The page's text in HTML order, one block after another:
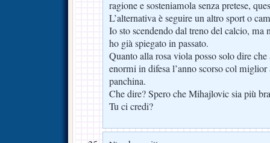
ragione e sosteniamola senza pretese,
L’alternativa è seguire un altro sport o
Io sto scendendo dal treno del calcio, ma
ho già spiegato in passato.
Quanto alla rosa viola posso solo dire
enormi in difesa l’anno scorso col
panchina.
Che dire? Spero che Mihajlovic sia più
Tu ci credi?